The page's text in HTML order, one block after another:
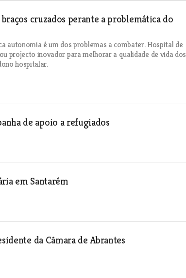
cruzados perante a problemática do
autonomia é um dos problemas a combater. Hospital de
projecto inovador para melhorar a qualidade de vida dos
hospitalar.
de apoio a refugiados
em Santarém
da Câmara de Abrantes